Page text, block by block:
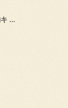
...